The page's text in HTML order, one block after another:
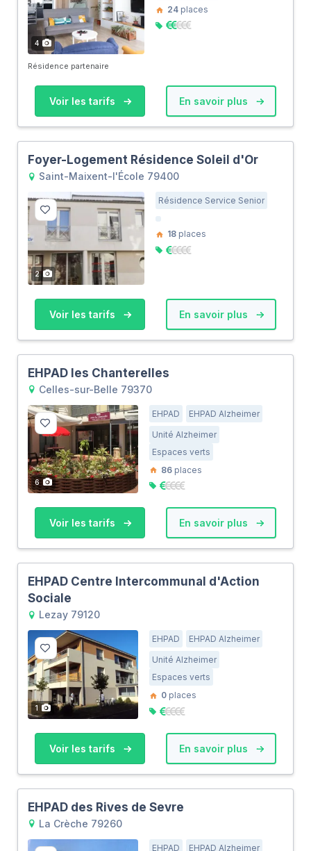
4
24 places
Résidence partenaire
Voir les tarifs En savoir plus
Foyer-Logement Résidence Soleil d'Or
Saint-Maixent-l'École 79400
2
Résidence Service Senior
18 places
Voir les tarifs En savoir plus
EHPAD les Chanterelles
Celles-sur-Belle 79370
6
EHPAD
EHPAD Alzheimer
Unité Alzheimer
Espaces verts
86 places
Voir les tarifs En savoir plus
EHPAD Centre Intercommunal d'Action
Sociale
Lezay 79120
1
EHPAD
EHPAD Alzheimer
Unité Alzheimer
Espaces verts
0 places
Voir les tarifs En savoir plus
EHPAD des Rives de Sevre
La Crèche 79260
EHPAD EHPAD Alzheimer